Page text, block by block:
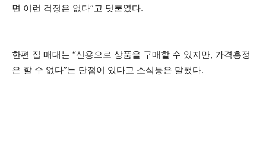
면 이런 걱정은 없다”고 덧붙였다.
한편 집 매대는 “신용으로 상품을 구매할 수 있지만, 가격흥정
은 할 수 없다”는 단점이 있다고 소식통은 말했다.